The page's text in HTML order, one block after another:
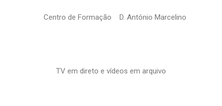
Centro de Formação D. António Marcelino
TV em direto e vídeos em arquivo